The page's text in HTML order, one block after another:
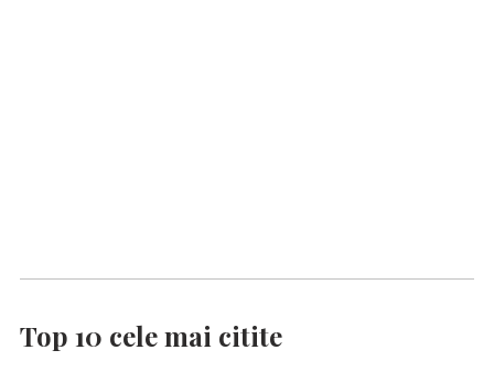
Top 10 cele mai citite